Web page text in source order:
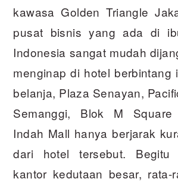
kawasa Golden Triangle
pusat bisnis yang ada di
Indonesia sangat mudah
menginap di hotel berbintang
belanja, Plaza Senayan,
Semanggi, Blok M
Indah Mall hanya berjarak
dari hotel tersebut. Begitu
kantor kedutaan besar, rata-